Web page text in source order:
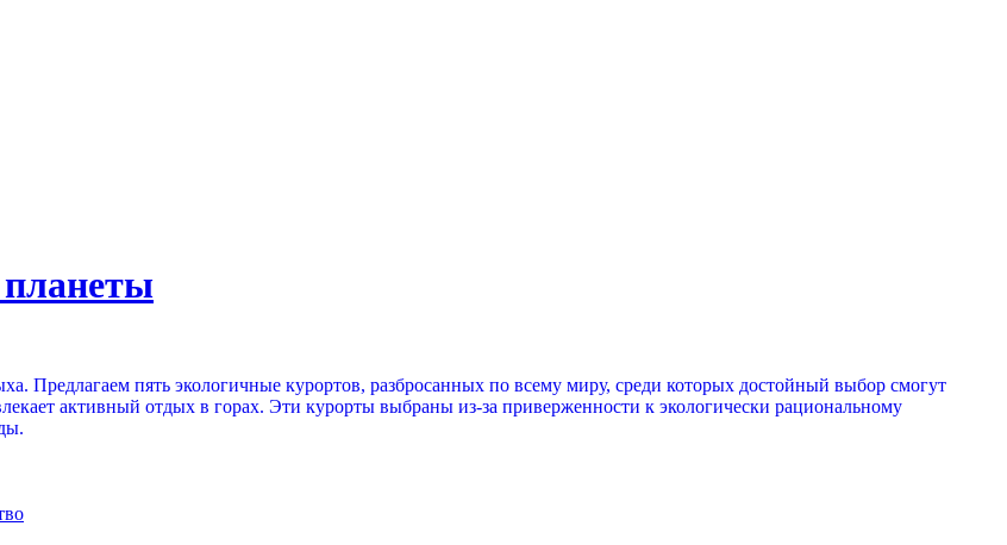
Предлагаем пять экологичные курортов, разбросанных по всему миру, среди которых достойный выбор смогут
активный отдых в горах. Эти курорты выбраны из-за приверженности к экологически рациональному